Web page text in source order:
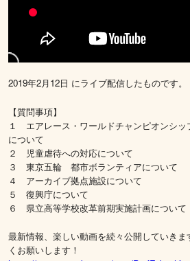
2019年2月12日 にライブ配信したものです。
【質問事項】
１ エアレース・ワールドチャンピオンシッ
について
２ 児童虐待への対応について
３ 東京五輪 都市ボランティアについて
４ アーカイブ拠点施設について
５ 復興庁について
６ 県立高等学校改革前期実施計画について
最新情報、楽しい動画を続々公開していき
くお願いします！